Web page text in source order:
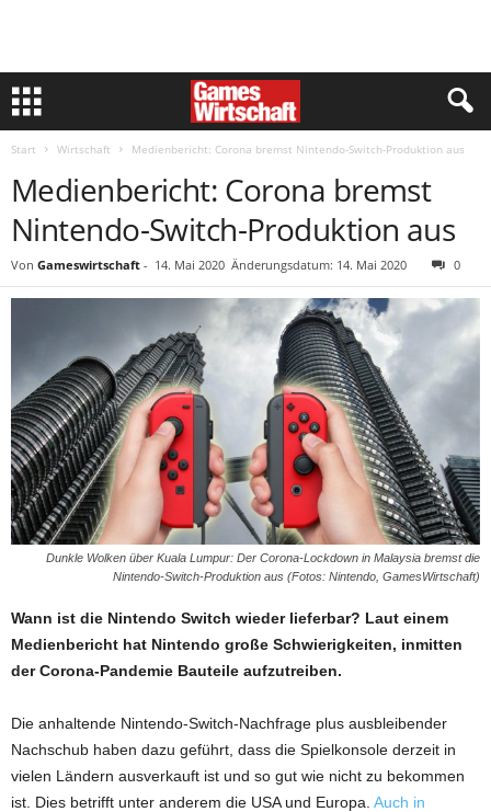
Start Wirtschaft Medienbericht: Corona bremst Nintendo-Switch-Produktion aus
Medienbericht: Corona bremst
Nintendo-Switch-Produktion aus
Von Gameswirtschaft - 14. Mai 2020 Änderungsdatum: 14. Mai 2020 0
Dunkle Wolken über Kuala Lumpur: Der Corona-Lockdown in Malaysia bremst die
Nintendo-Switch-Produktion aus (Fotos: Nintendo, GamesWirtschaft)
Wann ist die Nintendo Switch wieder lieferbar? Laut einem
Medienbericht hat Nintendo große Schwierigkeiten, inmitten
der Corona-Pandemie Bauteile aufzutreiben.
Die anhaltende Nintendo-Switch-Nachfrage plus ausbleibender
Nachschub haben dazu geführt, dass die Spielkonsole derzeit in
vielen Ländern ausverkauft ist und so gut wie nicht zu bekommen
ist. Dies betrifft unter anderem die USA und Europa. Auch in